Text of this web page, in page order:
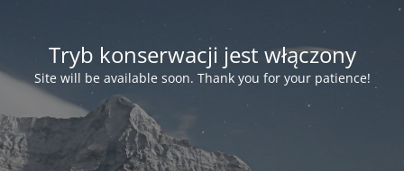
Tryb konserwacji jest włączony
Site will be available soon. Thank you for your patience!